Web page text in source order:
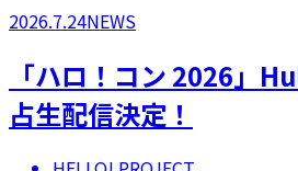
2026.7.24NEWS
「ハロ！コン 2026」
占生配信決定！